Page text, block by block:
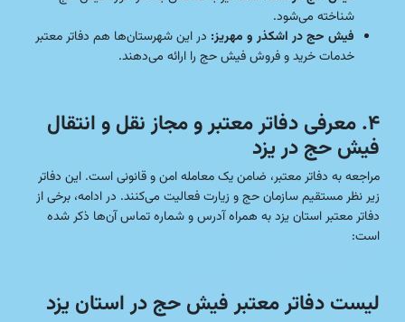
شناخته می‌شود.
فیش حج در اشکذر و مهریز: در این شهرستان‌ها هم دفاتر معتبر
خدمات خرید و فروش فیش حج را ارائه می‌دهند.
۴. معرفی دفاتر معتبر و مجاز نقل و انتقال
فیش حج در یزد
مراجعه به دفاتر معتبر، ضامن یک معامله امن و قانونی است. این دفاتر
زیر نظر مستقیم سازمان حج و زیارت فعالیت می‌کنند. در ادامه، برخی از
دفاتر معتبر استان یزد به همراه آدرس و شماره تماس آن‌ها ذکر شده
است:
لیست دفاتر معتبر فیش حج در استان یزد